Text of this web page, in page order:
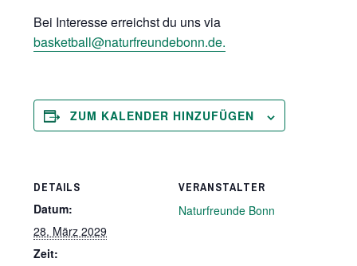
Bei Interesse erreichst du uns via
basketball@naturfreundebonn.de.
ZUM KALENDER HINZUFÜGEN
DETAILS
Datum:
28. März 2029
Zeit:
VERANSTALTER
Naturfreunde Bonn